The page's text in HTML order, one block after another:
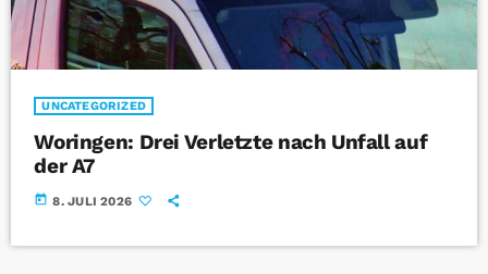
UNCATEGORIZED
Woringen: Drei Verletzte nach Unfall auf
der A7
today 8. JULI 2026